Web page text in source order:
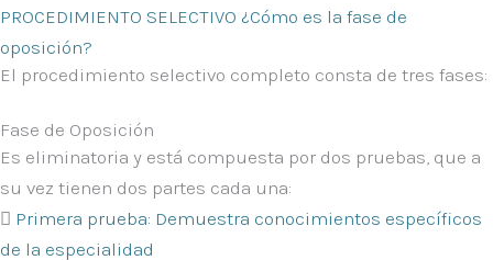
PROCEDIMIENTO SELECTIVO ¿Cómo es la fase de
oposición?
El procedimiento selectivo completo consta de tres fases:
Fase de Oposición
Es eliminatoria y está compuesta por dos pruebas, que a
su vez tienen dos partes cada una:
Primera prueba: Demuestra conocimientos específicos
de la especialidad